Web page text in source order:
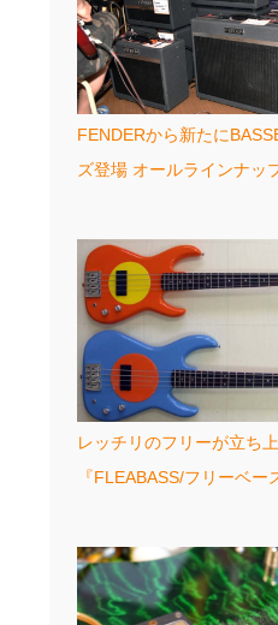
FENDERから新たに
ズ登場 オールラインナッ
レッチリのフリーが立ち
『FLEABASS/フリーベー